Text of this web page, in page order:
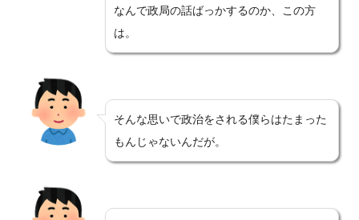
なんで政局の話ばっかするのか、この方
は。
そんな思いで政治をされる僕らはたまった
もんじゃないんだが。